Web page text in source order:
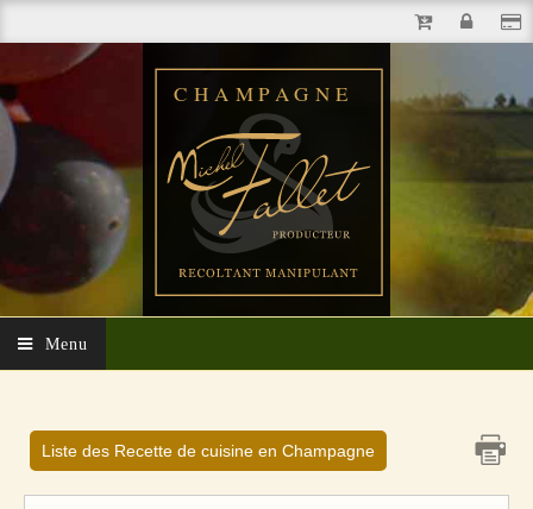
Menu
Liste des Recette de cuisine en Champagne